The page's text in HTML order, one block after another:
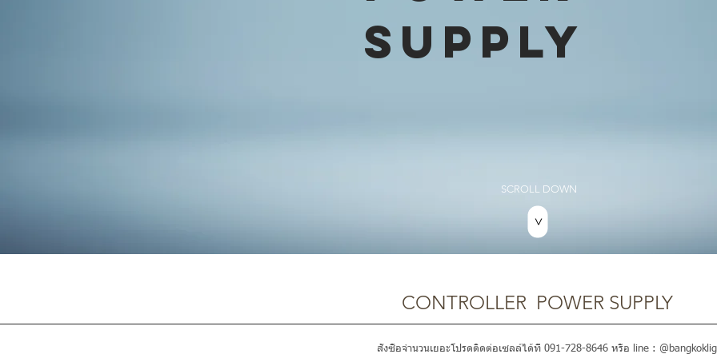
SCROLL DOWN
>
SUPPLY
CONTROLLER POWER SUPPLY
สั่งซื้อจำนวนเยอะโปรดติดต่อเซลล์ได้ที่ 091-728-8646 หรือ line :